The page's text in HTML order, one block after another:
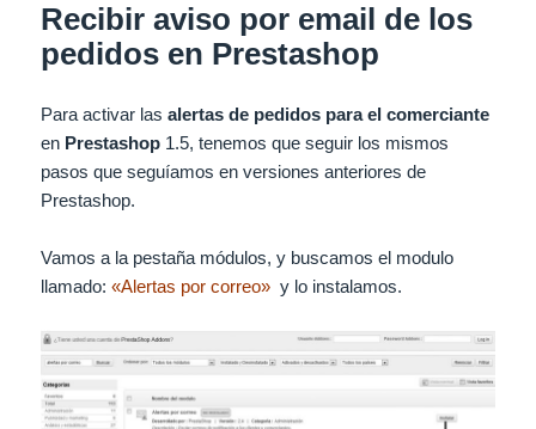
Recibir aviso por email de los
pedidos en Prestashop
Para activar lasalertas de pedidos para el comerciante
en Prestashop 1.5, tenemos que seguir los mismos
pasos que seguíamos en versiones anteriores de
Prestashop.
Vamos a la pestaña módulos, y buscamos el modulo
llamado:«Alertas por correo» y lo instalamos.